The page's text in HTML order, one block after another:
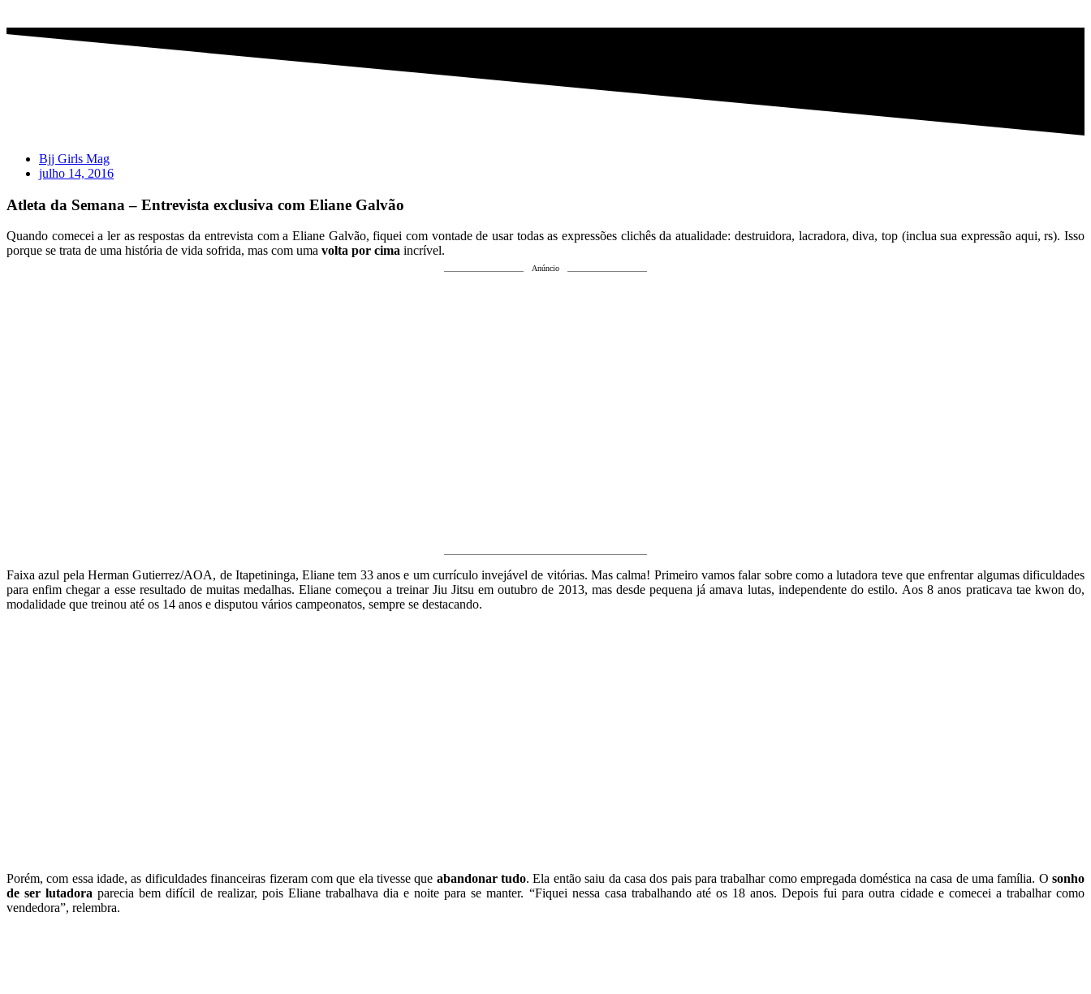
Bjj Girls Mag
julho 14, 2016
Atleta da Semana – Entrevista exclusiva com Eliane Galvão
Quando comecei a ler as respostas da entrevista com a Eliane Galvão, fiquei com vontade de usar todas as expressões clichês da atualidade: destruidora, lacradora, diva, top (inclua sua expressão aqui, rs). Isso
porque se trata de uma história de vida sofrida, mas com uma volta por cima incrível.
Anúncio
Faixa azul pela Herman Gutierrez/AOA, de Itapetininga, Eliane tem 33 anos e um currículo invejável de vitórias. Mas calma! Primeiro vamos falar sobre como a lutadora teve que enfrentar algumas dificuldades
para enfim chegar a esse resultado de muitas medalhas. Eliane começou a treinar Jiu Jitsu em outubro de 2013, mas desde pequena já amava lutas, independente do estilo. Aos 8 anos praticava tae kwon do,
modalidade que treinou até os 14 anos e disputou vários campeonatos, sempre se destacando.
Porém, com essa idade, as dificuldades financeiras fizeram com que ela tivesse que abandonar tudo. Ela então saiu da casa dos pais para trabalhar como empregada doméstica na casa de uma família. Osonho
de ser lutadora parecia bem difícil de realizar, pois Eliane trabalhava dia e noite para se manter. “Fiquei nessa casa trabalhando até os 18 anos. Depois fui para outra cidade e comecei a trabalhar como
vendedora”, relembra.